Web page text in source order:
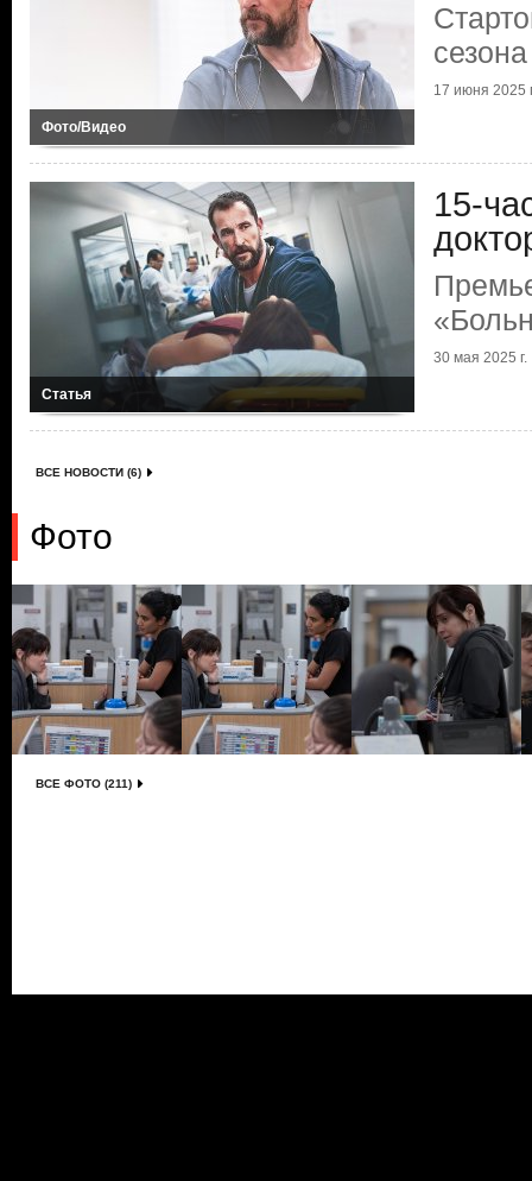
Фото/Видео
17 июня 2025
Статья
15-
30 мая 2025 г.
ВСЕ НОВОСТИ (6)
Фото
ВСЕ ФОТО (211)